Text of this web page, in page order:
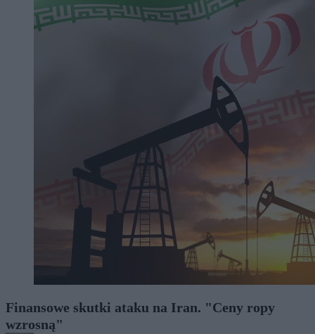
Finansowe skutki ataku na Iran. "Ceny ropy
wzrosną"